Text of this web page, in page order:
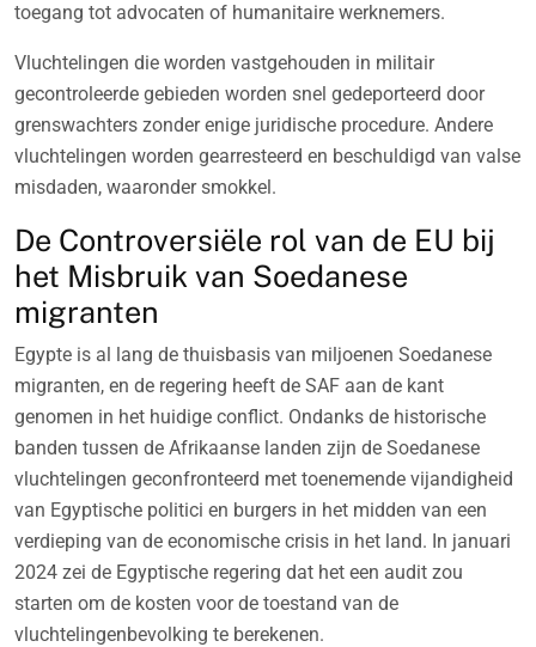
toegang tot advocaten of humanitaire werknemers.
Vluchtelingen die worden vastgehouden in militair
gecontroleerde gebieden worden snel gedeporteerd door
grenswachters zonder enige juridische procedure. Andere
vluchtelingen worden gearresteerd en beschuldigd van valse
misdaden, waaronder smokkel.
De Controversiële rol van de EU bij
het Misbruik van Soedanese
migranten
Egypte is al lang de thuisbasis van miljoenen Soedanese
migranten, en de regering heeft de SAF aan de kant
genomen in het huidige conflict. Ondanks de historische
banden tussen de Afrikaanse landen zijn de Soedanese
vluchtelingen geconfronteerd met toenemende vijandigheid
van Egyptische politici en burgers in het midden van een
verdieping van de economische crisis in het land. In januari
2024 zei de Egyptische regering dat het een audit zou
starten om de kosten voor de toestand van de
vluchtelingenbevolking te berekenen.